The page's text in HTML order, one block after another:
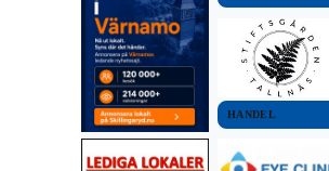
HANDEL